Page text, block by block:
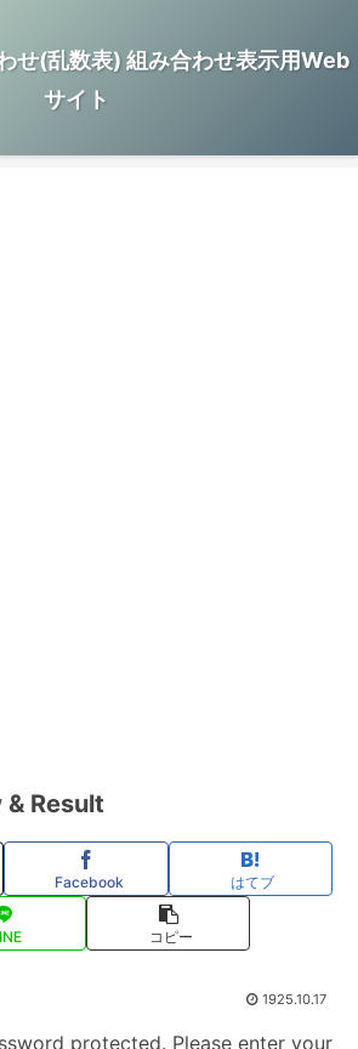
せ(乱数表) 組み合わせ表示用Web
サイト
& Result
Facebook はてブ
コピー
1925.10.17
protected. Please enter your